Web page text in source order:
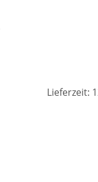
Lieferzeit: